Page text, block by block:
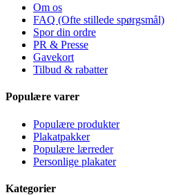
Om os
FAQ (Ofte stillede spørgsmål)
Spor din ordre
PR & Presse
Gavekort
Tilbud & rabatter
Populære varer
Populære produkter
Plakatpakker
Populære lærreder
Personlige plakater
Kategorier